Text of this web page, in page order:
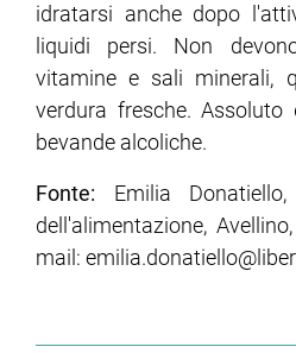
idratarsi anche dopo
liquidi persi. Non
vitamine e sali minerali,
verdura fresche. Assoluto
bevande alcoliche.
Fonte: Emilia
dell'alimentazione,
mail: